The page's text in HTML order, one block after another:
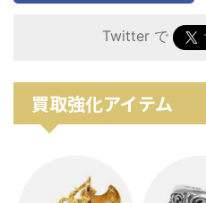
Twitter で
買取強化アイテム